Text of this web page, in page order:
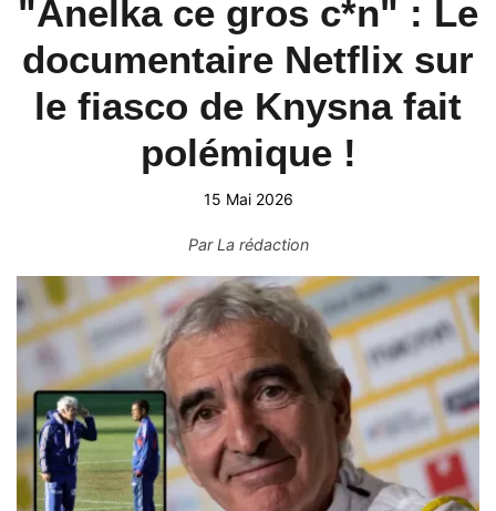
"Anelka ce gros c*n" : Le
documentaire Netflix sur
le fiasco de Knysna fait
polémique !
15 Mai 2026
ParLa rédaction